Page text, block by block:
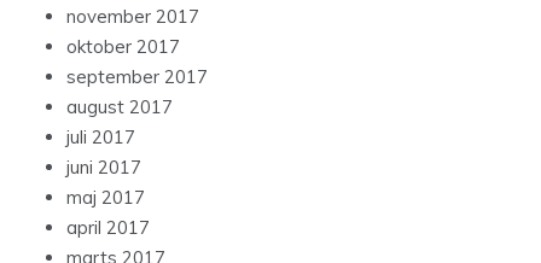
november 2017
oktober 2017
september 2017
august 2017
juli 2017
juni 2017
maj 2017
april 2017
marts 2017